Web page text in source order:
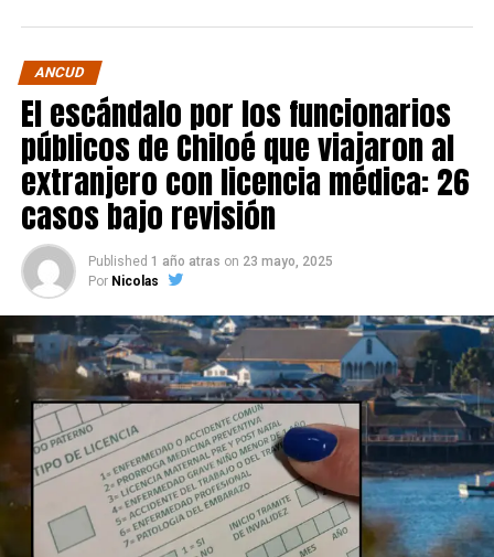
ANCUD
El escándalo por los funcionarios
públicos de Chiloé que viajaron al
extranjero con licencia médica: 26
casos bajo revisión
Published 1 año atras on 23 mayo, 2025
Por Nicolas